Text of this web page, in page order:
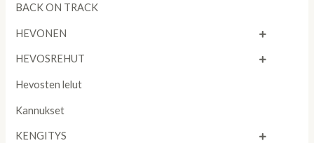
BACK ON TRACK
HEVONEN
HEVOSREHUT
Hevosten lelut
Kannukset
KENGITYS